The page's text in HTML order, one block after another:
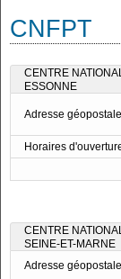
CNFPT
CENTRE
ESSONNE
Adresse géopostale
Horaires
CENTRE
SEINE-ET-MARNE
Adresse géopostale